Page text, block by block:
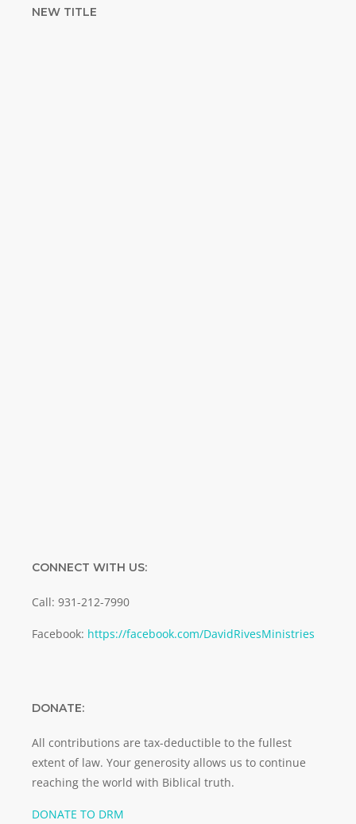
NEW TITLE
CONNECT WITH US:
Call: 931-212-7990
Facebook: https://facebook.com/DavidRivesMinistries
DONATE:
All contributions are tax-deductible to the fullest
extent of law. Your generosity allows us to continue
reaching the world with Biblical truth.
DONATE TO DRM